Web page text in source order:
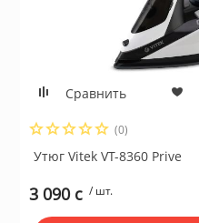
Сравнить
(0)
Утюг Vitek VT-8360 Prive
3 090 c / шт.